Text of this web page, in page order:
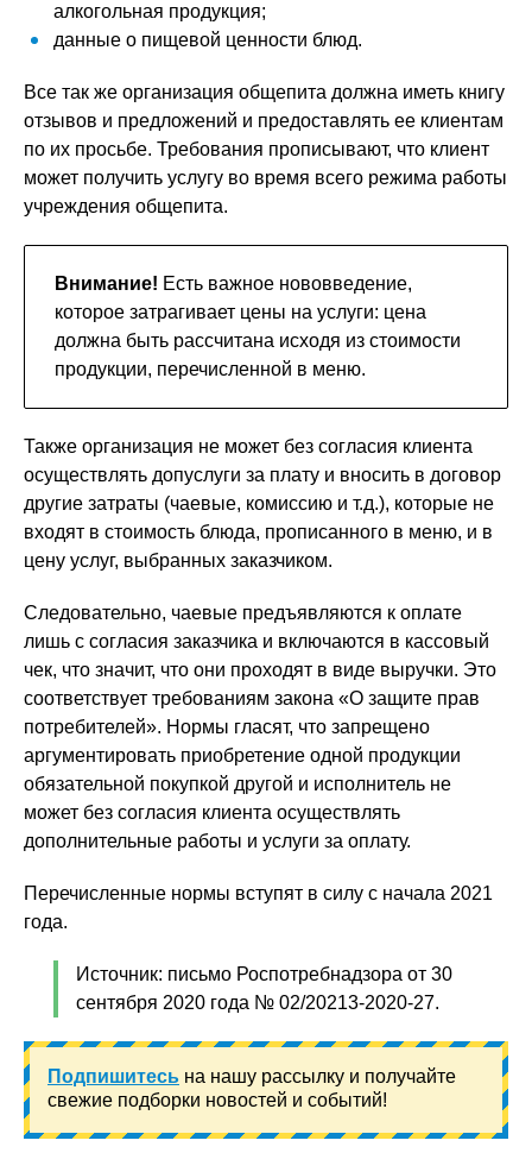
алкогольная продукция;
данные о пищевой ценности блюд.
Все так же организация общепита должна иметь книгу
отзывов и предложений и предоставлять ее клиентам
по их просьбе. Требования прописывают, что клиент
может получить услугу во время всего режима работы
учреждения общепита.
Внимание! Есть важное нововведение,
которое затрагивает цены на услуги: цена
должна быть рассчитана исходя из стоимости
продукции, перечисленной в меню.
Также организация не может без согласия клиента
осуществлять допуслуги за плату и вносить в договор
другие затраты (чаевые, комиссию и т.д.), которые не
входят в стоимость блюда, прописанного в меню, и в
цену услуг, выбранных заказчиком.
Следовательно, чаевые предъявляются к оплате
лишь с согласия заказчика и включаются в кассовый
чек, что значит, что они проходят в виде выручки. Это
соответствует требованиям закона «О защите прав
потребителей». Нормы гласят, что запрещено
аргументировать приобретение одной продукции
обязательной покупкой другой и исполнитель не
может без согласия клиента осуществлять
дополнительные работы и услуги за оплату.
Перечисленные нормы вступят в силу с начала 2021
года.
Источник: письмо Роспотребнадзора от 30
сентября 2020 года № 02/20213-2020-27.
Подпишитесь на нашу рассылку и получайте
свежие подборки новостей и событий!